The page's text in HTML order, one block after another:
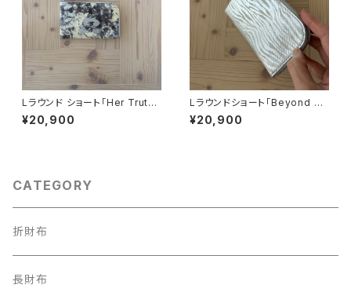
Lラウンド ショート「Her Truth」
ブラック
¥20,900
Lラウンドショート「Beyond he
r 」シルバー
¥20,900
CATEGORY
折財布
長財布